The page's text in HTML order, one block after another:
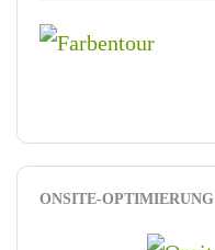
ONSITE-OPTIMIERUNG